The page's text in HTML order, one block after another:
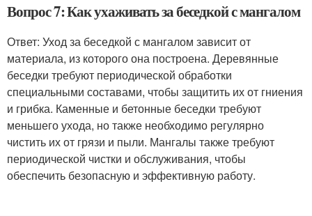
Вопрос 7: Как ухаживать за беседкой с мангалом
Ответ: Уход за беседкой с мангалом зависит от
материала, из которого она построена. Деревянные
беседки требуют периодической обработки
специальными составами, чтобы защитить их от гниения
и грибка. Каменные и бетонные беседки требуют
меньшего ухода, но также необходимо регулярно
чистить их от грязи и пыли. Мангалы также требуют
периодической чистки и обслуживания, чтобы
обеспечить безопасную и эффективную работу.